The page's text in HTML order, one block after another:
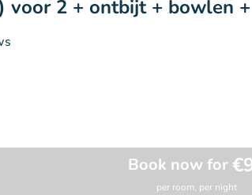
voor 2 + ontbijt + bowlen
Book now for
per room, per night